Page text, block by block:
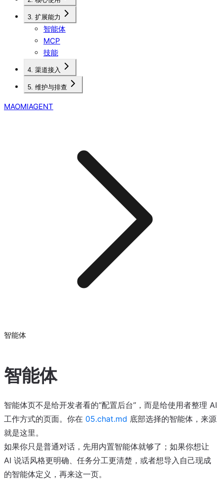
3. 扩展能力
智能体
MCP
技能
4. 渠道接入
5. 维护与排查
MAOMIAGENT
智能体
智能体
智能体页不是给开发者看的“配置后台”，而是给使用者整理 AI
工作方式的页面。你在 05.chat.md 底部选择的智能体，来源
就是这里。
如果你只是普通对话，先用内置智能体就够了；如果你想让
AI 说话风格更明确、任务分工更清楚，或者想导入自己现成
的智能体定义，再来这一页。